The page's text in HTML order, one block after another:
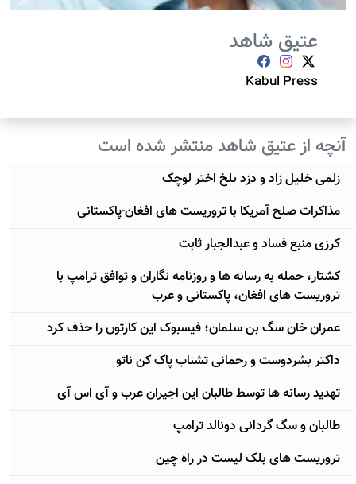
عتیق شاهد
Kabul Press
آنچه از عتیق شاهد منتشر شده است
زلمی خلیل زاد و دزد بلخ اختر لوچک
مذاکرات صلح آمریکا با تروریست های افغان-پاکستانی
کرزی منبع فساد و عبدالجبار ثابت
کشتار، حمله به رسانه ها و روزنامه نگاران و توافق ترامپ با
تروریست های افغان، پاکستانی و عرب
عمران خان سگ بن سلمان؛ فیسبوک این کارتون را حذف کرد
داکتر بشردوست و رحمانی تشناب پاک کن ناتو
تهدید رسانه ها توسط طالبان این اجیران عرب و آی اس آی
طالبان و سگ گردانی دونالد ترامپ
تروریست های بلک لیست در راه چین